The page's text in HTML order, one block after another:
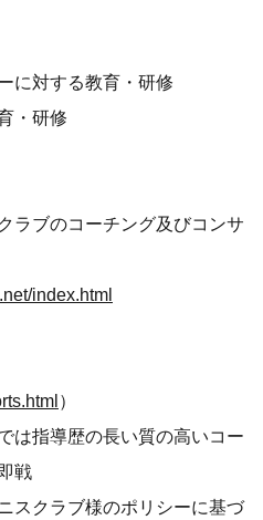
に対する教育・研修
・研修
ラブのコーチング及びコンサ
index.html
）
は指導歴の長い質の高いコー
戦
スクラブ様のポリシーに基づ